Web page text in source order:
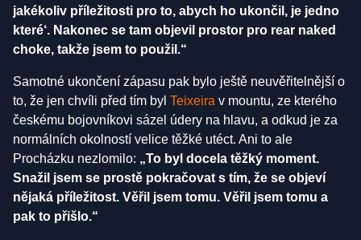
jakékoliv příležitosti pro to, abych ho ukončil, je jedno
které‘. Nakonec se tam objevil prostor pro rear naked
choke, takže jsem to použil.“
Samotné ukončení zápasu pak bylo ještě neuvěřitelnější o
to, že jen chvíli před tím byl Teixeira v mountu, ze kterého
českému bojovníkovi sázel údery na hlavu, a odkud je za
normálních okolností velice těžké utéct. Ani to ale
Procházku nezlomilo: „To byl docela těžký moment.
Snažil jsem se prostě pokračovat s tím, že se objeví
nějaká příležitost. Věřil jsem tomu. Věřil jsem tomu a
pak to přišlo.“